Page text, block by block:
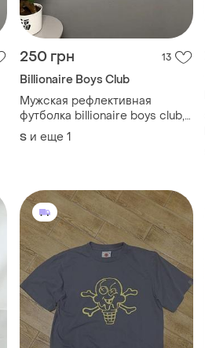
250 грн 13
Billionaire Boys Club
Мужская рефлективная
футболка billionaire boys club,
размер s-m
S и еще 1